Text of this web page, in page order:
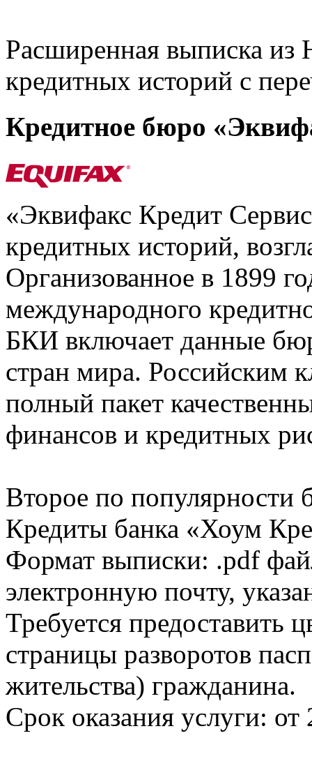
Расширенная выписка из
кредитных историй с
Кредитное бюро
«Эквифакс Кредит
кредитных историй,
Организованное в 1899
международного
БКИ включает данные
стран мира. Российским
полный пакет
финансов и кредитных
Второе по популярности
Кредиты банка «Хоум
Формат выписки: .pdf
электронную почту,
Требуется предоставить
страницы разворотов
жительства) гражданина.
Срок оказания услуги: от